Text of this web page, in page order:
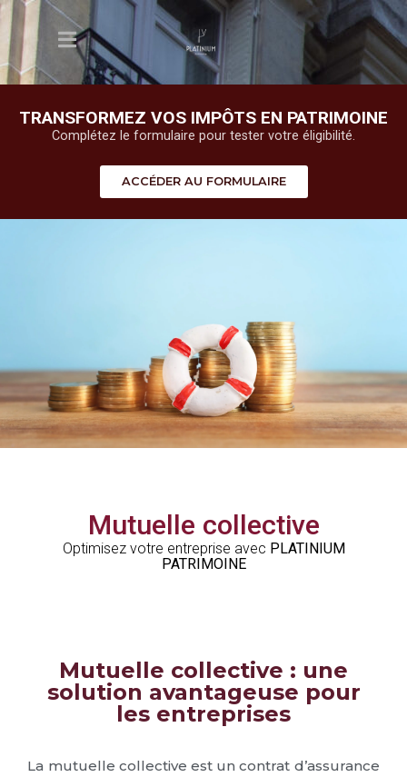
TRANSFORMEZ VOS IMPÔTS EN PATRIMOINE
Complétez le formulaire pour tester votre éligibilité.
ACCÉDER AU FORMULAIRE
Mutuelle collective
Optimisez votre entreprise avec PLATINIUM
PATRIMOINE
Mutuelle collective : une
solution avantageuse pour
les entreprises
La mutuelle collective est un contrat d’assurance